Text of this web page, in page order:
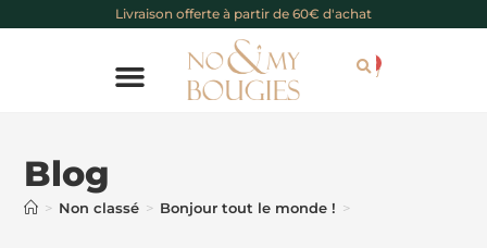
Livraison offerte à partir de 60€ d'achat
0
Blog
> Non classé > Bonjour tout le monde ! >